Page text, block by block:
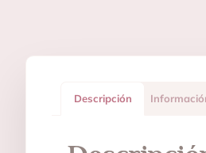
Descripción